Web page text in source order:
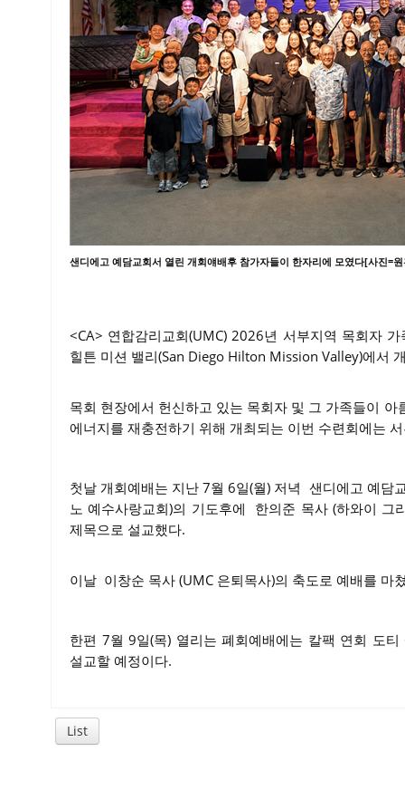
샌디에고 예담교회서 열린 개회얘배후 참가자들이 한자리에 모였다[사진=
<CA> 연합감리교회(UMC) 2026년 서부지역 목회자
힐튼 미션 밸리(San Diego Hilton Mission Valley)에서
목회 현장에서 헌신하고 있는 목회자 및 그 가족들이
에너지를 재충전하기 위해 개최되는 이번 수련회에는
첫날 개회예배는 지난 7월 6일(월) 저녁 샌디에고 예담
노 예수사랑교회)의 기도후에 한의준 목사 (하와이
제목으로 설교했다.
이날 이창순 목사 (UMC 은퇴목사)의 축도로 예배를 마
한편 7월 9일(목) 열리는 폐회예배에는 칼팩 연회 도
설교할 예정이다.
List